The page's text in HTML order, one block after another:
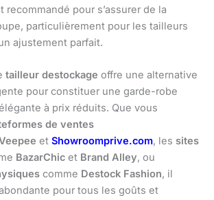
recommandé pour s’assurer de la
particulièrement pour les tailleurs
ajustement parfait.
tailleur destockage offre une alternative
pour constituer une garde-robe
à prix réduits. Que vous
de ventes
et Showroomprive.com, les sites
BazarChic et Brand Alley, ou
comme Destock Fashion, il
pour tous les goûts et